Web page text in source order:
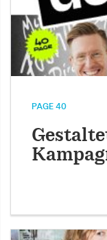
PAGE 40